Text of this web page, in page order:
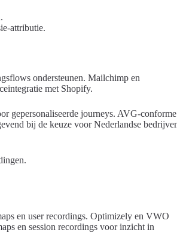
attributie.
ondersteunen. Mailchimp en
met Shopify.
gepersonaliseerde journeys. AVG-conforme
bij de keuze voor Nederlandse
en user recordings. Optimizely en VWO
en session recordings voor inzicht in